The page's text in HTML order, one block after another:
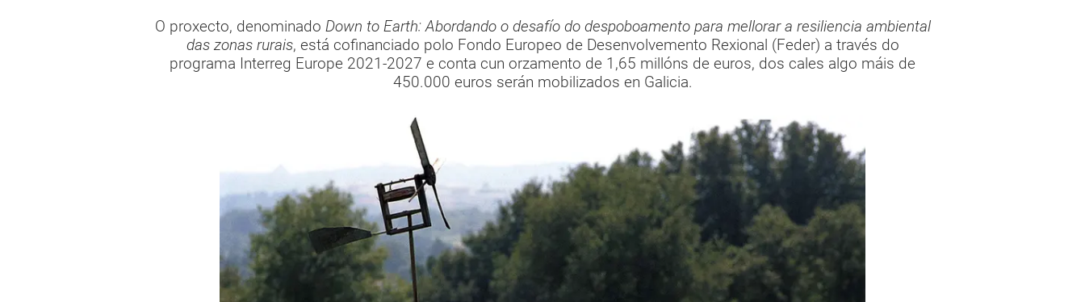
O proxecto, denominado Down to Earth: Abordando o desafío do despoboamento para mellorar a resiliencia ambiental
das zonas rurais, está cofinanciado polo Fondo Europeo de Desenvolvemento Rexional (Feder) a través do
programa Interreg Europe 2021-2027 e conta cun orzamento de 1,65 millóns de euros, dos cales algo máis de
450.000 euros serán mobilizados en Galicia.